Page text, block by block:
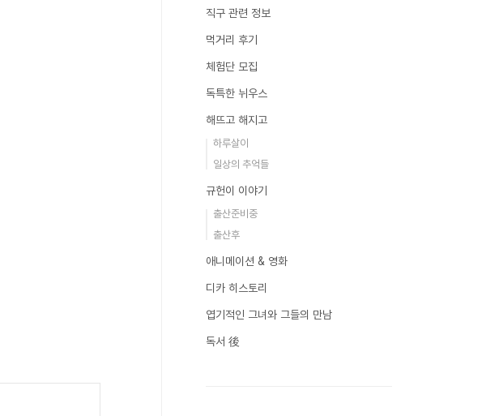
직구 관련 정보
먹거리 후기
체험단 모집
독특한 뉘우스
해뜨고 해지고
하루살이
일상의 추억들
규헌이 이야기
출산준비중
출산후
애니메이션 & 영화
디카 히스토리
엽기적인 그녀와 그들의 만남
독서 後